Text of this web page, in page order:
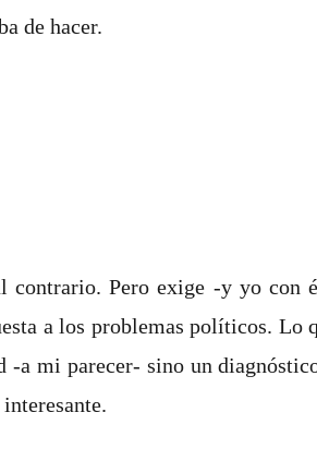
de hacer.
contrario. Pero exige -y yo con
a los problemas políticos. Lo
a mi parecer- sino un